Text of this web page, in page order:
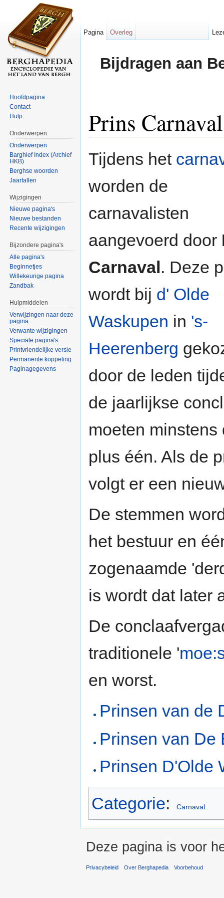
Bijdragen aan
Prins Carnaval
Tijdens het
worden de
carnavalisten
aangevoerd door
Carnaval . Deze
wordt bij d' Olde
Waskupen in 's-
Heerenberg
door de leden
de jaarlijkse
moeten
plus één. Als de
volgt er een
De stemmen
het bestuur en
zogenaamde
is wordt dat later
De
traditionele '
en worst.
Prinsen van de
Prinsen van De
Prinsen D'Olde
Categorie: Carnaval
Pagina Overleg
Hoofdpagina
Contact
Hulp
Onderwerpen
Onderwerpen
Barghief Index (Archief
HKB)
Berghse woorden
Jaartallen
Wijzigingen
Nieuwe pagina's
Nieuwe bestanden
Recente wijzigingen
Bijzondere pagina's
Alle pagina's
Beginnetjes
Willekeurige pagina
Zandbak
Hulpmiddelen
Verwijzingen naar deze
pagina
Verwante wijzigingen
Speciale pagina's
Printvriendelijke versie
Permanente koppeling
Paginagegevens
Deze pagina is voor
Privacybeleid Over Berghapedia Voorbehoud